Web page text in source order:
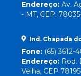
Endereço: Av.
- MT, CEP:
Ind. Chapada
Fone: (65) 3612-
Endereço: Rod.
Velha, CEP